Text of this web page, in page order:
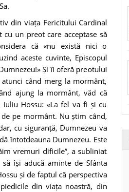
din viața Fericitului Cardinal
un preot care acceptase să
că «nu există nici o
aceste cuvinte, Episcopul
Și îi oferă preotului
când merg la mormânt,
ajung la mormânt, văd că
Iuliu Hossu: «La fel va fi și cu
pe mormânt. Nu știm când,
cu siguranță, Dumnezeu va
întotdeauna Dumnezeu. Este
vremuri dificile”, a subliniat
își aducă aminte de Sfânta
și de faptul că perspectiva
din viața noastră, din